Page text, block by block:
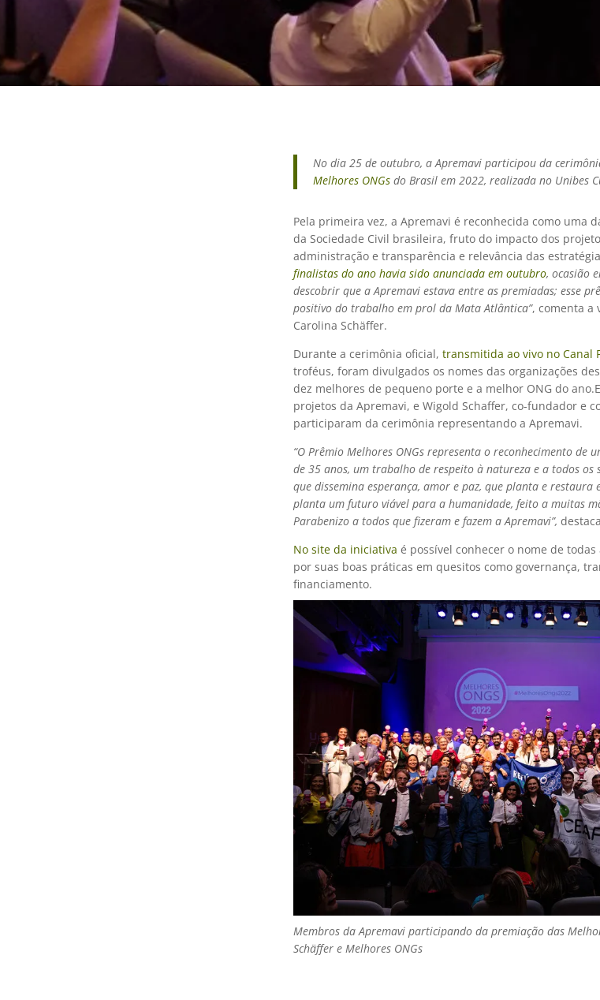
No dia 25 de outubro, a Apremavi participou da
Melhores ONGs do Brasil em 2022, realizada no Unibes
Pela primeira vez, a Apremavi é reconhecida como uma
da Sociedade Civil brasileira, fruto do impacto dos
administração e transparência e relevância das
finalistas do ano havia sido anunciada em outubro, ocasião
descobrir que a Apremavi estava entre as premiadas; esse
positivo do trabalho em prol da Mata Atlântica”, comenta a
Carolina Schäffer.
Durante a cerimônia oficial, transmitida ao vivo no Canal
troféus, foram divulgados os nomes das organizações
dez melhores de pequeno porte e a melhor ONG do
projetos da Apremavi, e Wigold Schaffer, co-fundador e
participaram da cerimônia representando a Apremavi.
“O Prêmio Melhores ONGs representa o reconhecimento de
de 35 anos, um trabalho de respeito à natureza e a todos os
que dissemina esperança, amor e paz, que planta e restaura
planta um futuro viável para a humanidade, feito a muitas
Parabenizo a todos que fizeram e fazem a Apremavi”,
No site da iniciativa é possível conhecer o nome de
por suas boas práticas em quesitos como governança,
financiamento.
Membros da Apremavi participando da premiação das
Schäffer e Melhores ONGs